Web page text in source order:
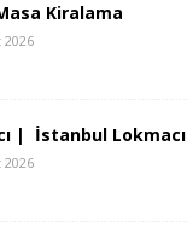
Kiralama
2026
| İstanbul Lokmacı
2026